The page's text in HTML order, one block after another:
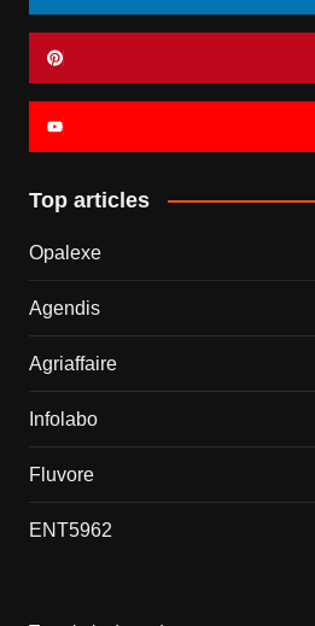
Top articles
Opalexe
Agendis
Agriaffaire
Infolabo
Fluvore
ENT5962